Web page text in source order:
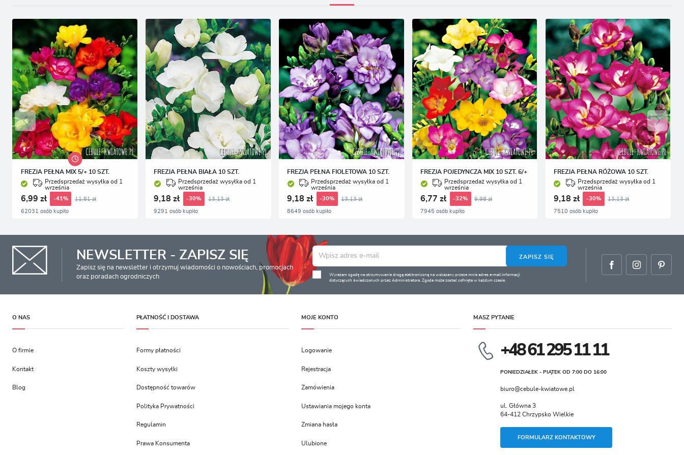
FREZJA PEŁNA MIX 5/+ 10 SZT.
Przedsprzedaż wysyłka od 1
września
6,99 zł -41% 11,81 zł
62031 osób kupiło
FREZJA PEŁNA BIAŁA 10 SZT.
Przedsprzedaż wysyłka od 1
września
9,18 zł -30% 13,13 zł
9291 osób kupiło
FREZJA PEŁNA FIOLETOWA 10 SZT.
Przedsprzedaż wysyłka od 1
września
9,18 zł -30% 13,13 zł
8649 osób kupiło
FREZJA POJEDYNCZA MIX 10 SZT. 6/+
Przedsprzedaż wysyłka od 1
września
6,77 zł -32% 9,98 zł
7945 osób kupiło
FREZJA PEŁNA RÓŻOWA 10 SZT.
Przedsprzedaż wysyłka od 1
września
9,18 zł -30% 13,13 zł
7510 osób kupiło
NEWSLETTER - ZAPISZ SIĘ
Zapisz się na newsletter i otrzymuj wiadomości o nowościach, promocjach
oraz poradach ogrodniczych
ZAPISZ SIĘ
Wyrażam zgodę na otrzymywanie drogą elektroniczną na wskazany przeze mnie adres e-mail informacji
dotyczących świadczonych przez Administratora. Zgoda może zostać cofnięta w każdym czasie.
O NAS
O firmie
Kontakt
Blog
PŁATNOŚĆ I DOSTAWA
Formy płatności
Koszty wysyłki
Dostępność towarów
Polityka Prywatności
Regulamin
Prawa Konsumenta
MOJE KONTO
Logowanie
Rejestracja
Zamówienia
Ustawiania mojego konta
Zmiana hasła
Ulubione
MASZ PYTANIE
+48 61 295 11 11
PONIEDZIAŁEK - PIĄTEK OD 7:00 DO 16:00
biuro@cebule-kwiatowe.pl
ul. Główna 3
64-412 Chrzypsko Wielkie
FORMULARZ KONTAKTOWY